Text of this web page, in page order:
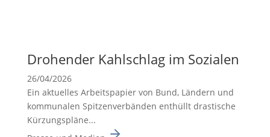
Drohender Kahlschlag im Sozialen
26/04/2026
Ein aktuelles Arbeits­pa­pier von Bund, Ländern und
kommu­nalen Spitzen­ver­bänden enthüllt drasti­sche
Kürzungs­pläne...